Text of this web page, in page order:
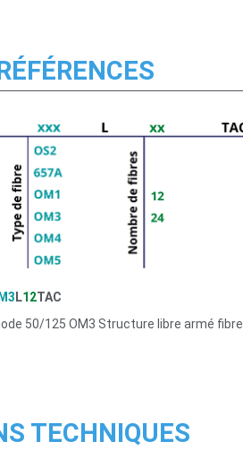
L12TAC
50/125 OM3 Structure libre armé fibre
TECHNIQUES